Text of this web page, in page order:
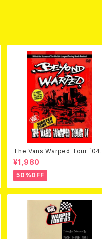
The Vans Warped Tour `04
Beyond Warped (国内盤DVD)
¥1,980
50%OFF